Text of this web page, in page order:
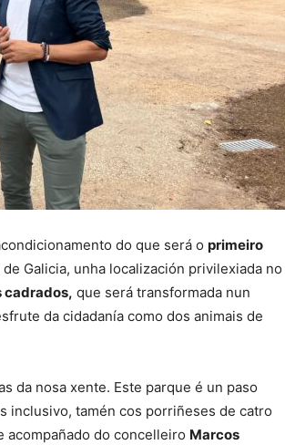
do que será o primeiro
Galicia, unha localización privilexiada no
cadrados, que será transformada nun
da cidadanía como dos animais de
da nosa xente. Este parque é un paso
inclusivo, tamén cos porriñeses de catro
acompañado do concelleiro Marcos